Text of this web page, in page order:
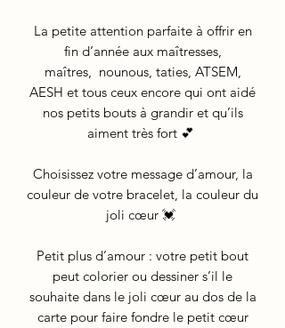
La petite attention parfaite à offrir en
fin d’année aux maîtresses,
maîtres, nounous, taties, ATSEM,
AESH et tous ceux encore qui ont aidé
nos petits bouts à grandir et qu’ils
aiment très fort 💕
Choisissez votre message d’amour, la
couleur de votre bracelet, la couleur du
joli cœur 💓
Petit plus d’amour : votre petit bout
peut colorier ou dessiner s’il le
souhaite dans le joli cœur au dos de la
carte pour faire fondre le petit cœur